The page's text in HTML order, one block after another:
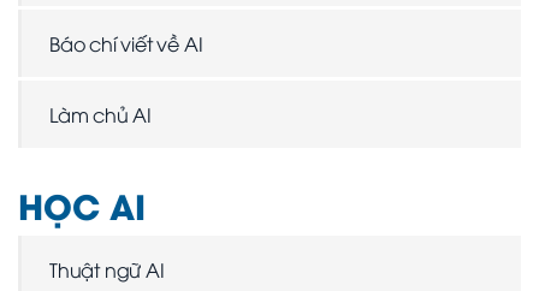
Báo chí viết về AI
Làm chủ AI
HỌC AI
Thuật ngữ AI